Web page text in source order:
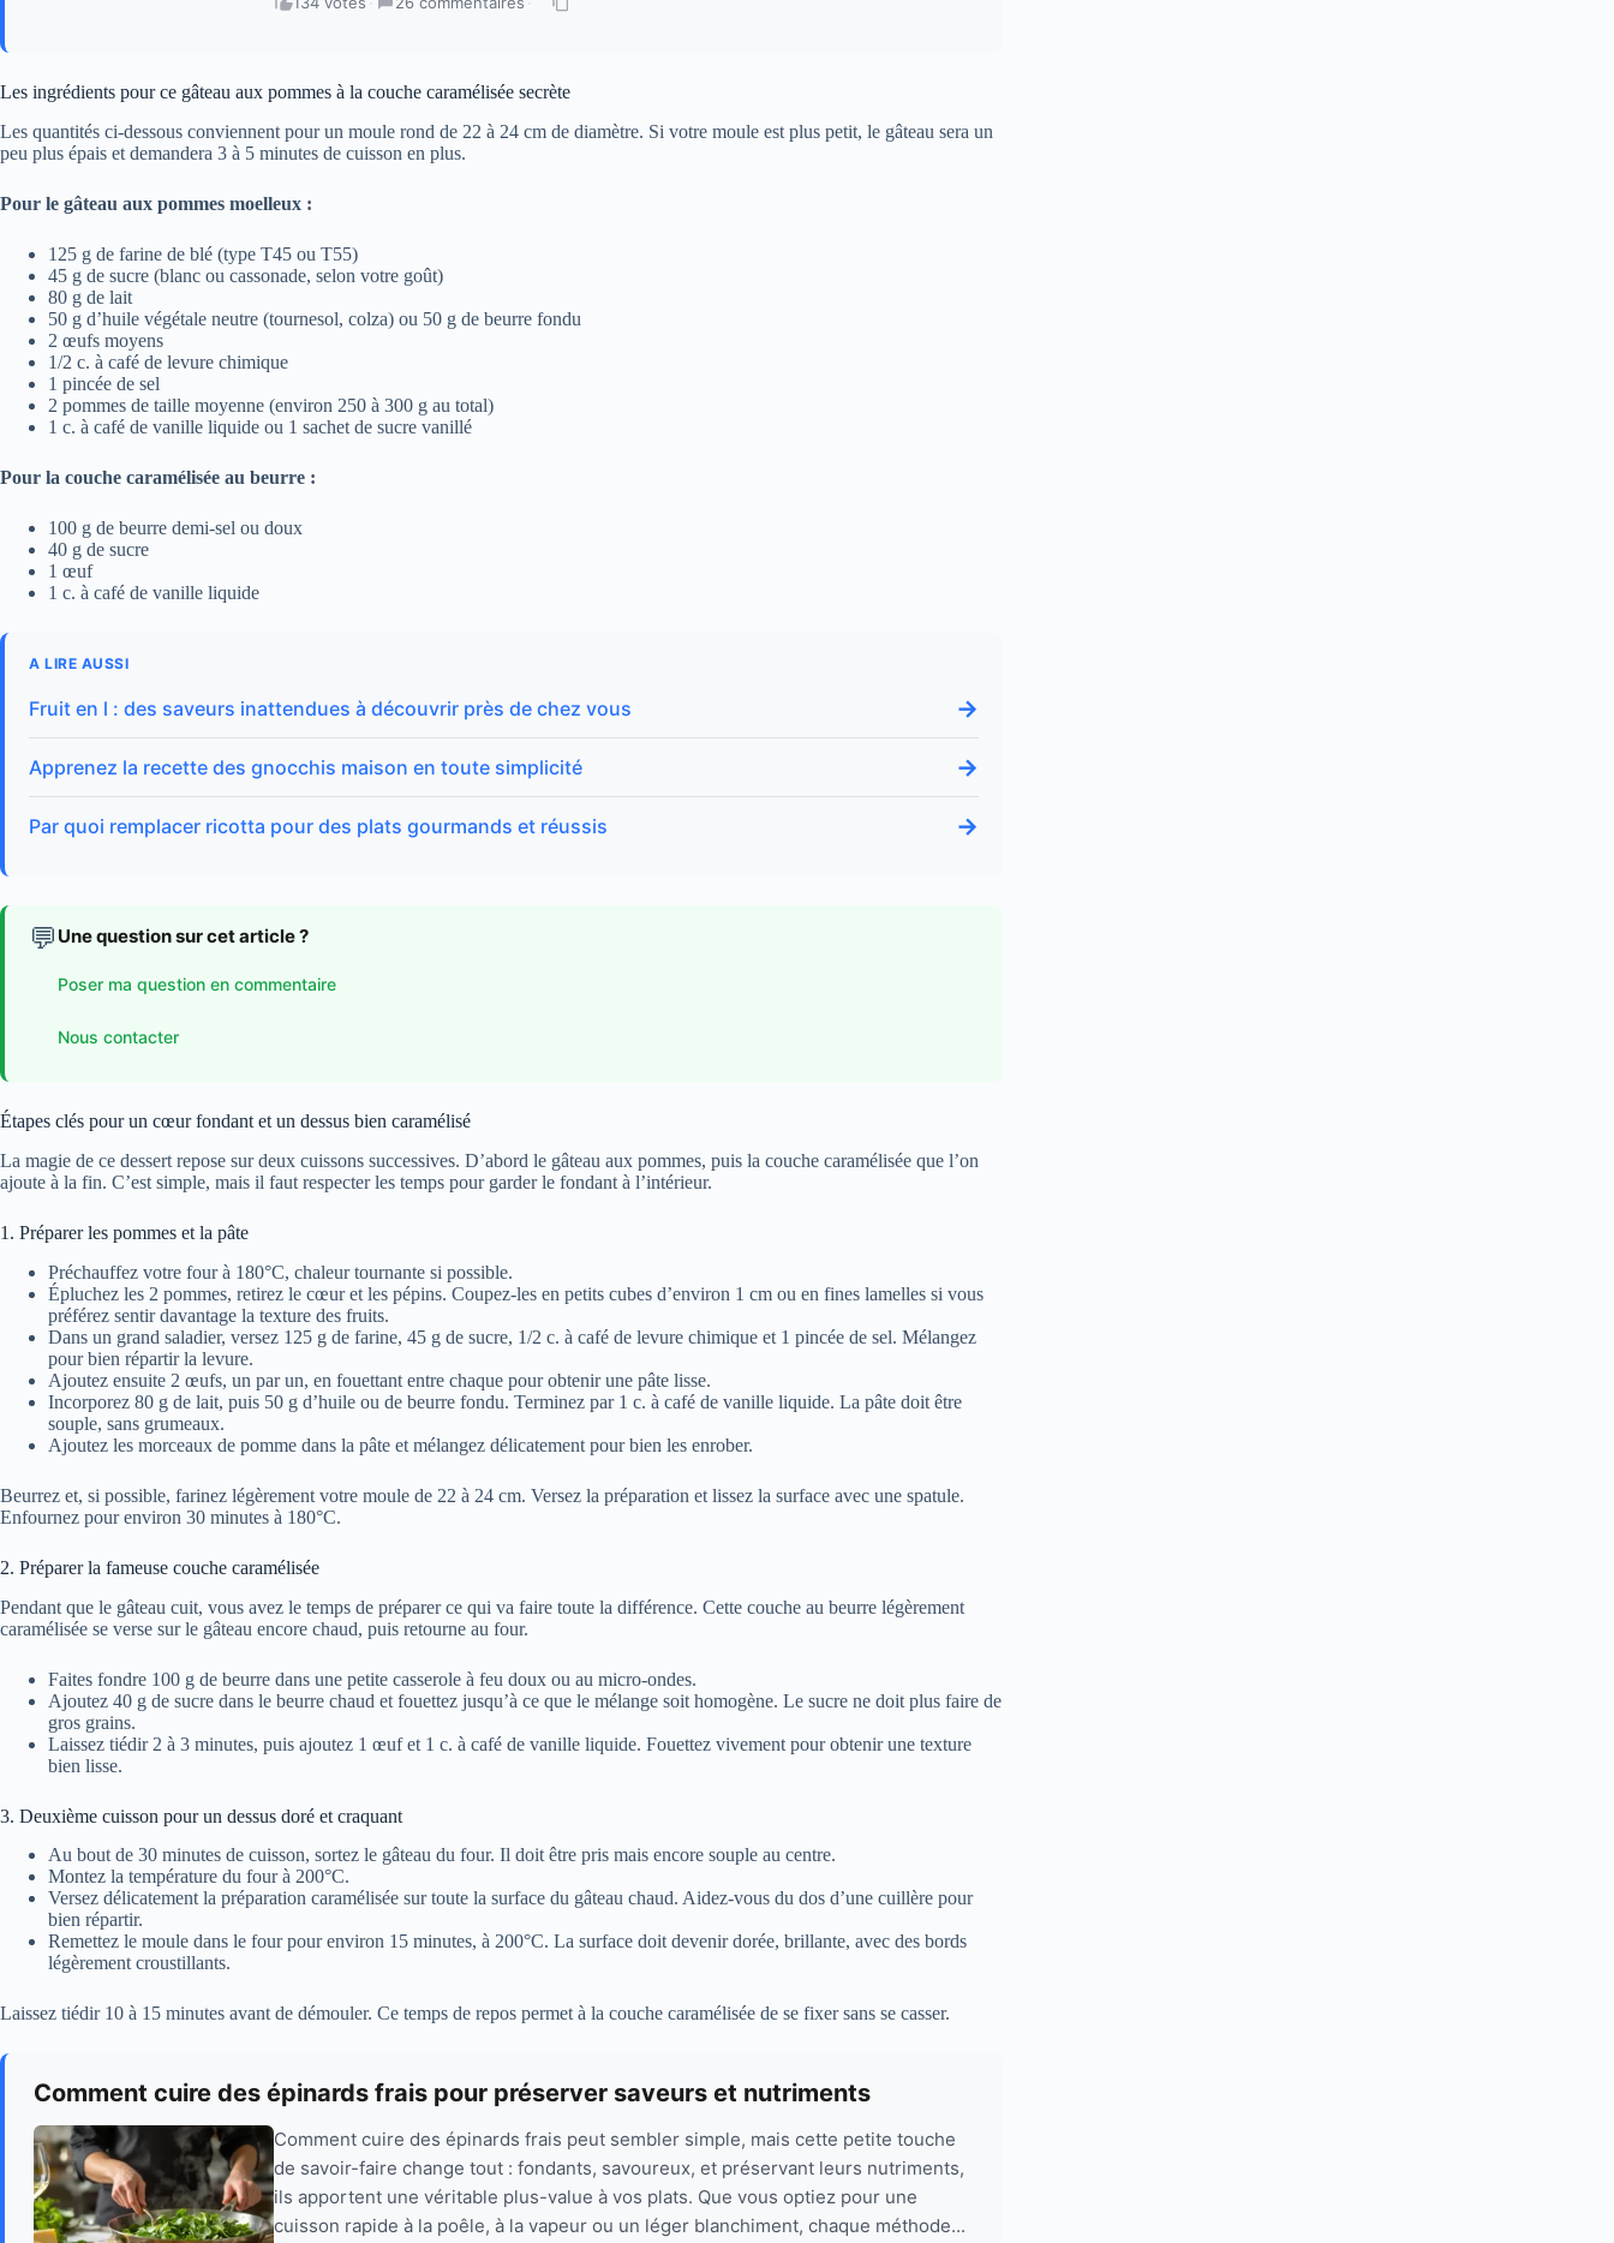
Les ingrédients pour ce gâteau aux pommes à la couche caramélisée secrète
Les quantités ci-dessous conviennent pour un moule rond de 22 à 24 cm de diamètre. Si votre moule est plus petit, le gâteau sera un
peu plus épais et demandera 3 à 5 minutes de cuisson en plus.
Pour le gâteau aux pommes moelleux :
125 g de farine de blé (type T45 ou T55)
45 g de sucre (blanc ou cassonade, selon votre goût)
80 g de lait
50 g d’huile végétale neutre (tournesol, colza) ou 50 g de beurre fondu
2 œufs moyens
1/2 c. à café de levure chimique
1 pincée de sel
2 pommes de taille moyenne (environ 250 à 300 g au total)
1 c. à café de vanille liquide ou 1 sachet de sucre vanillé
Pour la couche caramélisée au beurre :
100 g de beurre demi-sel ou doux
40 g de sucre
1 œuf
1 c. à café de vanille liquide
A LIRE AUSSI
Fruit en l : des saveurs inattendues à découvrir près de chez vous →
Apprenez la recette des gnocchis maison en toute simplicité →
Par quoi remplacer ricotta pour des plats gourmands et réussis →
💬 Une question sur cet article ?
Poser ma question en commentaire
Nous contacter
Étapes clés pour un cœur fondant et un dessus bien caramélisé
La magie de ce dessert repose sur deux cuissons successives. D’abord le gâteau aux pommes, puis la couche caramélisée que l’on
ajoute à la fin. C’est simple, mais il faut respecter les temps pour garder le fondant à l’intérieur.
1. Préparer les pommes et la pâte
Préchauffez votre four à 180°C, chaleur tournante si possible.
Épluchez les 2 pommes, retirez le cœur et les pépins. Coupez-les en petits cubes d’environ 1 cm ou en fines lamelles si vous
préférez sentir davantage la texture des fruits.
Dans un grand saladier, versez 125 g de farine, 45 g de sucre, 1/2 c. à café de levure chimique et 1 pincée de sel. Mélangez
pour bien répartir la levure.
Ajoutez ensuite 2 œufs, un par un, en fouettant entre chaque pour obtenir une pâte lisse.
Incorporez 80 g de lait, puis 50 g d’huile ou de beurre fondu. Terminez par 1 c. à café de vanille liquide. La pâte doit être
souple, sans grumeaux.
Ajoutez les morceaux de pomme dans la pâte et mélangez délicatement pour bien les enrober.
Beurrez et, si possible, farinez légèrement votre moule de 22 à 24 cm. Versez la préparation et lissez la surface avec une spatule.
Enfournez pour environ 30 minutes à 180°C.
2. Préparer la fameuse couche caramélisée
Pendant que le gâteau cuit, vous avez le temps de préparer ce qui va faire toute la différence. Cette couche au beurre légèrement
caramélisée se verse sur le gâteau encore chaud, puis retourne au four.
Faites fondre 100 g de beurre dans une petite casserole à feu doux ou au micro-ondes.
Ajoutez 40 g de sucre dans le beurre chaud et fouettez jusqu’à ce que le mélange soit homogène. Le sucre ne doit plus faire de
gros grains.
Laissez tiédir 2 à 3 minutes, puis ajoutez 1 œuf et 1 c. à café de vanille liquide. Fouettez vivement pour obtenir une texture
bien lisse.
3. Deuxième cuisson pour un dessus doré et craquant
Au bout de 30 minutes de cuisson, sortez le gâteau du four. Il doit être pris mais encore souple au centre.
Montez la température du four à 200°C.
Versez délicatement la préparation caramélisée sur toute la surface du gâteau chaud. Aidez-vous du dos d’une cuillère pour
bien répartir.
Remettez le moule dans le four pour environ 15 minutes, à 200°C. La surface doit devenir dorée, brillante, avec des bords
légèrement croustillants.
Laissez tiédir 10 à 15 minutes avant de démouler. Ce temps de repos permet à la couche caramélisée de se fixer sans se casser.
Comment cuire des épinards frais pour préserver saveurs et nutriments
Comment cuire des épinards frais peut sembler simple, mais cette petite touche
de savoir-faire change tout : fondants, savoureux, et préservant leurs nutriments,
ils apportent une véritable plus-value à vos plats. Que vous optiez pour une
cuisson rapide à la poêle, à la vapeur ou un léger blanchiment, chaque méthode...